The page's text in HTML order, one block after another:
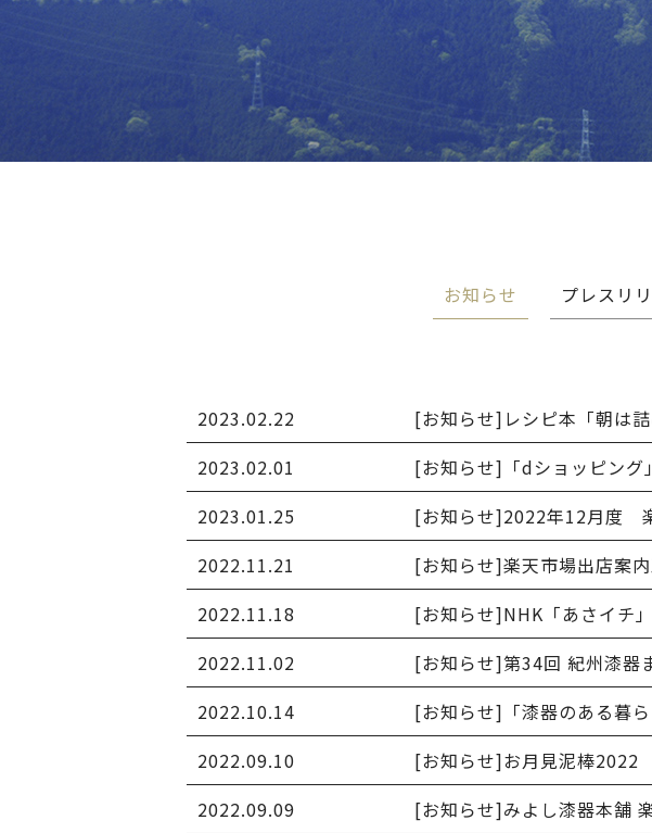
お知らせ プレスリ
2023.02.22 [お知らせ] レシピ本「朝は
2023.02.01
[お知らせ] 「dショッピン
2023.01.25
[お知らせ]2022年12月度
2022.11.21
[お知らせ]楽天市場出店案
2022.11.18
[お知らせ]NHK「あさイチ
2022.11.02
[お知らせ]第34回 紀州漆器
2022.10.14
[お知らせ] 「漆器のある暮
2022.09.10
[お知らせ]お月見泥棒2022
2022.09.09
[お知らせ]みよし漆器本舗